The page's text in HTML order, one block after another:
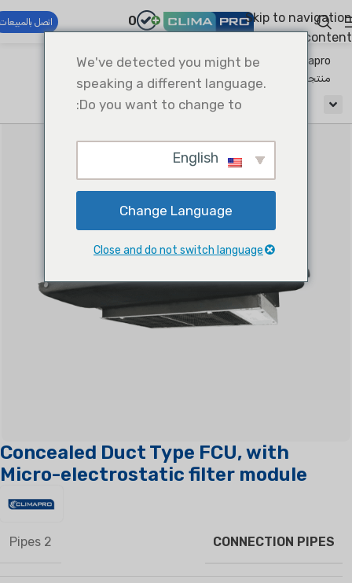
Skip to navigation
Skip to main content
0 اتصل
Climapro®
أنظمة التدفئة والتهوية وتكييف الهواء التجارية
منتجات الجانب الجوي
Fan Coil Units
Concealed Duct Type FCU, with
Micro-electrostatic filter module
CONNECTION PIPES
2 Pipes
We've detected you might be
speaking a different language.
Do you want to change to:
Change Language
Close and do not switch language